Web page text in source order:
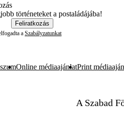
történeteket a postaládájába!
Feliratkozás
a Szabályzatunkat
Online médiaajánlatPrint
A Szabad